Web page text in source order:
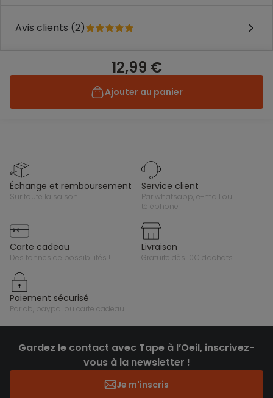
Avis clients (2)
12,99 €
Ajouter au panier
échange et remboursement
sur toute la saison
service client
par whatsapp, e-mail ou
téléphone
carte cadeau
des tonnes de possibilités !
livraison
gratuite dès 10€ d'achats
paiement sécurisé
par cb, paypal ou carte cadeau
Gardez le contact avec Tape à l’Oeil, inscrivez-
vous à la newsletter !
Je m'inscris